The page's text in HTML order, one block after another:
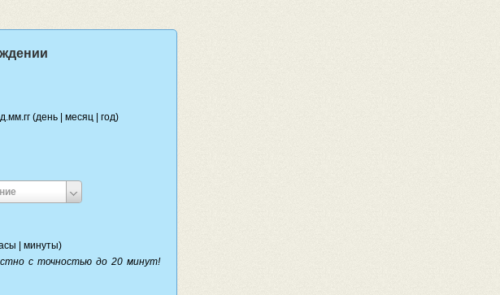
(день | месяц | год)
| минуты)
с точностью до 20 минут!